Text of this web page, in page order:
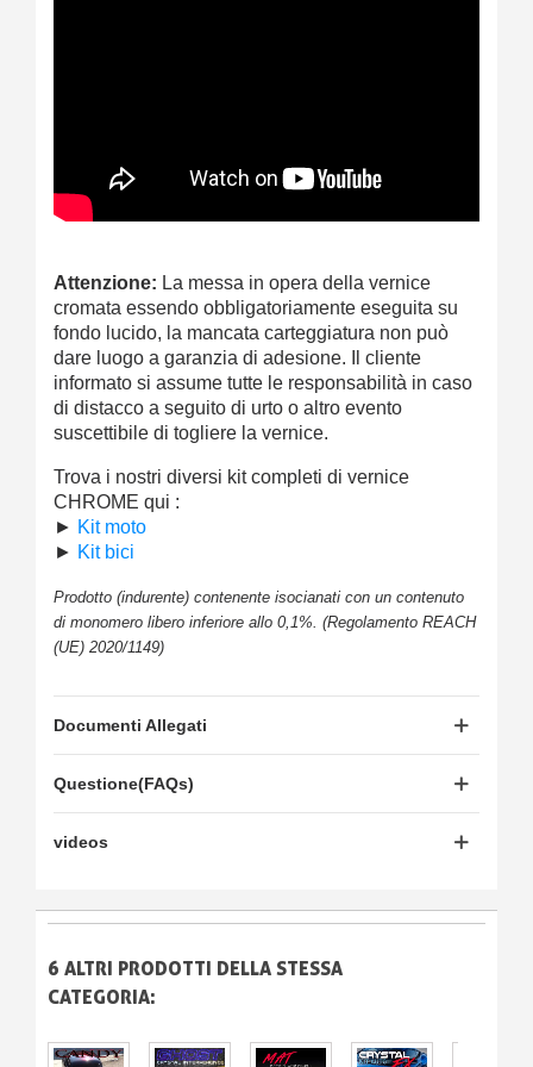
Attenzione: La messa in opera della vernice
cromata essendo obbligatoriamente eseguita su
fondo lucido, la mancata carteggiatura non può
dare luogo a garanzia di adesione. Il cliente
informato si assume tutte le responsabilità in caso
di distacco a seguito di urto o altro evento
suscettibile di togliere la vernice.
Trova i nostri diversi kit completi di vernice
CHROME qui :
► Kit moto
► Kit bici
Prodotto (indurente) contenente isocianati con un contenuto
di monomero libero inferiore allo 0,1%. (Regolamento REACH
(UE) 2020/1149)
Documenti Allegati
Questione(FAQs)
videos
6 ALTRI PRODOTTI DELLA STESSA
CATEGORIA: